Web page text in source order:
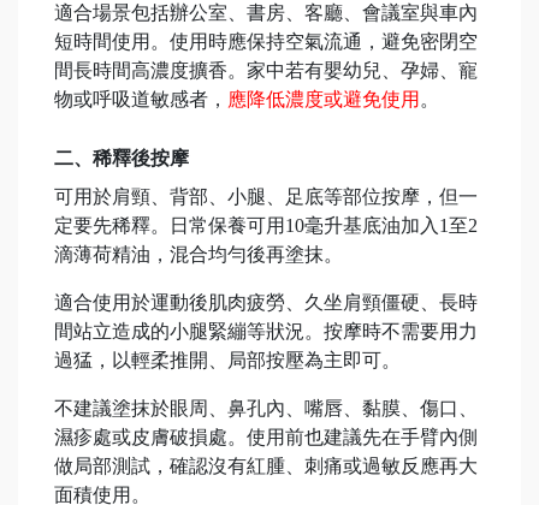
適合場景包括辦公室、書房、客廳、會議室與車內
短時間使用。使用時應保持空氣流通，避免密閉空
間長時間高濃度擴香。家中若有嬰幼兒、孕婦、寵
物或呼吸道敏感者， 應降低濃度或避免使用 。
二、稀釋後按摩
可用於肩頸、背部、小腿、足底等部位按摩，但一
定要先稀釋。日常保養可用10毫升基底油加入1至2
滴薄荷精油，混合均勻後再塗抹。
適合使用於運動後肌肉疲勞、久坐肩頸僵硬、長時
間站立造成的小腿緊繃等狀況。按摩時不需要用力
過猛，以輕柔推開、局部按壓為主即可。
不建議塗抹於眼周、鼻孔內、嘴唇、黏膜、傷口、
濕疹處或皮膚破損處。使用前也建議先在手臂內側
做局部測試，確認沒有紅腫、刺痛或過敏反應再大
面積使用。